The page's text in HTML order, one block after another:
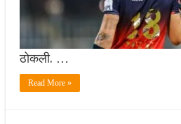
ठोकली. …
Read More »